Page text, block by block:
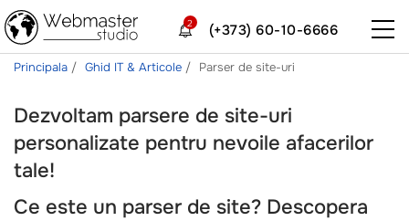
(+373) 60-10-6666
2
Principala Ghid IT & Articole Parser de site-uri
Dezvoltam parsere de site-uri
personalizate pentru nevoile afacerilor
tale!
Ce este un parser de site? Descopera